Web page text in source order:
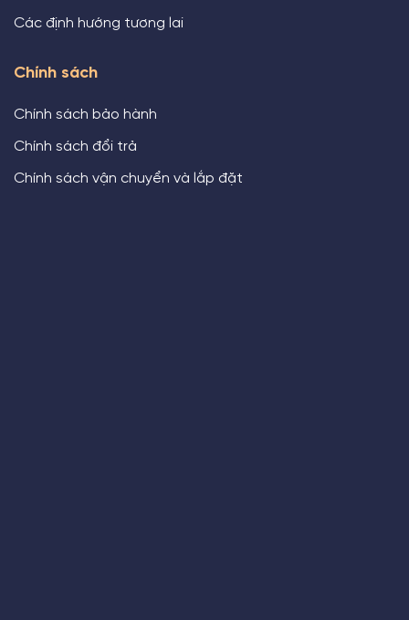
Các định hướng tương lai
Chính sách
Chính sách bảo hành
Chính sách đổi trả
Chính sách vận chuyển và lắp đặt